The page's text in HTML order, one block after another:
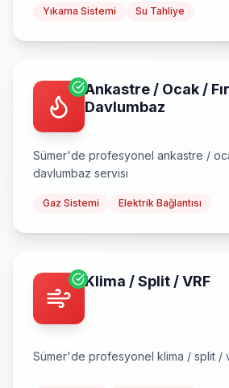
Yıkama Sistemi Su Tahliye
Ankastre / Ocak /
Davlumbaz
Sümer'de profesyonel ankastre /
davlumbaz servisi
Gaz Sistemi Elektrik Bağlantısı
Klima / Split / VRF
Sümer'de profesyonel klima / split /